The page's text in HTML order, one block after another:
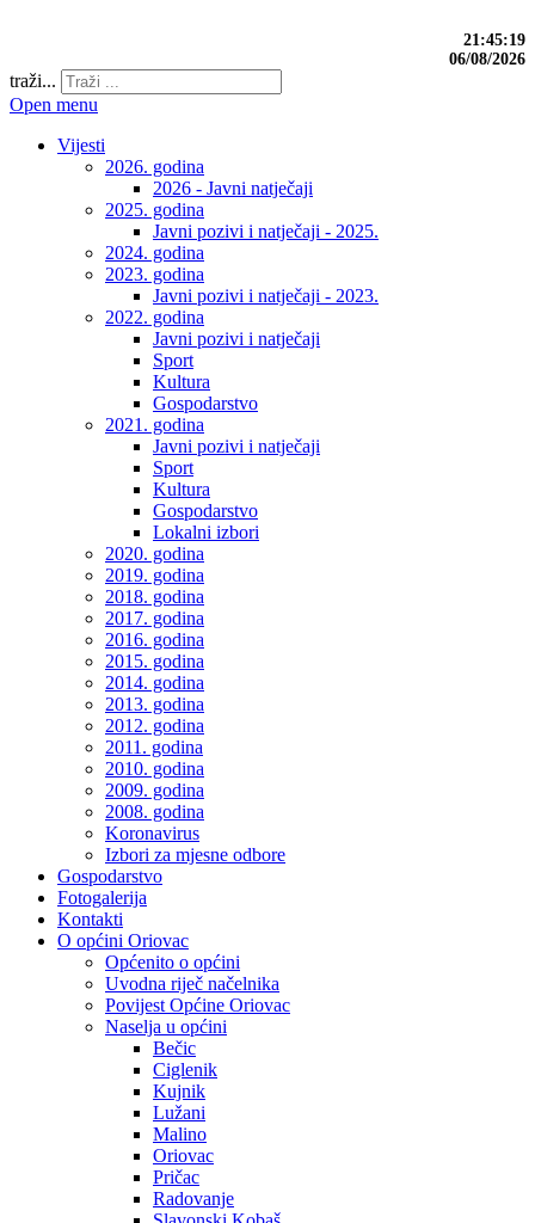
21:45:20
06/08/2026
traži...
Open menu
Vijesti
2026. godina
2026 - Javni natječaji
2025. godina
Javni pozivi i natječaji - 2025.
2024. godina
2023. godina
Javni pozivi i natječaji - 2023.
2022. godina
Javni pozivi i natječaji
Sport
Kultura
Gospodarstvo
2021. godina
Javni pozivi i natječaji
Sport
Kultura
Gospodarstvo
Lokalni izbori
2020. godina
2019. godina
2018. godina
2017. godina
2016. godina
2015. godina
2014. godina
2013. godina
2012. godina
2011. godina
2010. godina
2009. godina
2008. godina
Koronavirus
Izbori za mjesne odbore
Gospodarstvo
Fotogalerija
Kontakti
O općini Oriovac
Općenito o općini
Uvodna riječ načelnika
Povijest Općine Oriovac
Naselja u općini
Bečic
Ciglenik
Kujnik
Lužani
Malino
Oriovac
Pričac
Radovanje